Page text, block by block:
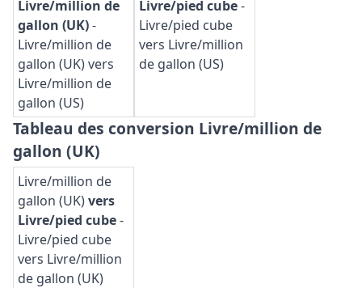
Livre/million de
gallon (UK)-
Livre/million de
gallon (UK) vers
Livre/million de
gallon (US)
Livre/pied cube-
Livre/pied cube
vers Livre/million
de gallon (US)
Tableau des conversion Livre/million de
gallon (UK)
Livre/million de
gallon (UK)vers
Livre/pied cube-
Livre/pied cube
vers Livre/million
de gallon (UK)